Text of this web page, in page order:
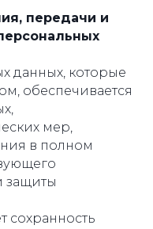
передачи и
данных, которые
обеспечивается
мер,
в полном
защиты
сохранность